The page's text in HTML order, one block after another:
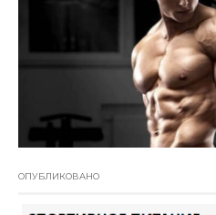
ОПУБЛИКОВАНО